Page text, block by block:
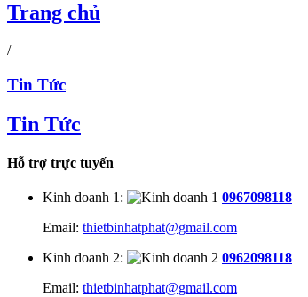
Trang chủ
/
Tin Tức
Tin Tức
Hỗ trợ trực tuyến
Kinh doanh 1 :
0967098118
Email: thietbinhatphat@gmail.com
Kinh doanh 2:
0962098118
Email: thietbinhatphat@gmail.com